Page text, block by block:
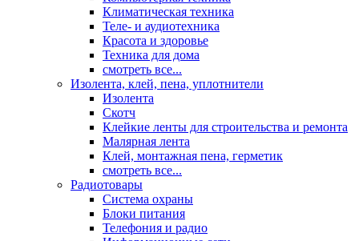
Климатическая техника
Теле- и аудиотехника
Красота и здоровье
Техника для дома
смотреть все...
Изолента, клей, пена, уплотнители
Изолента
Скотч
Клейкие ленты для строительства и ремонта
Малярная лента
Клей, монтажная пена, герметик
смотреть все...
Радиотовары
Система охраны
Блоки питания
Телефония и радио